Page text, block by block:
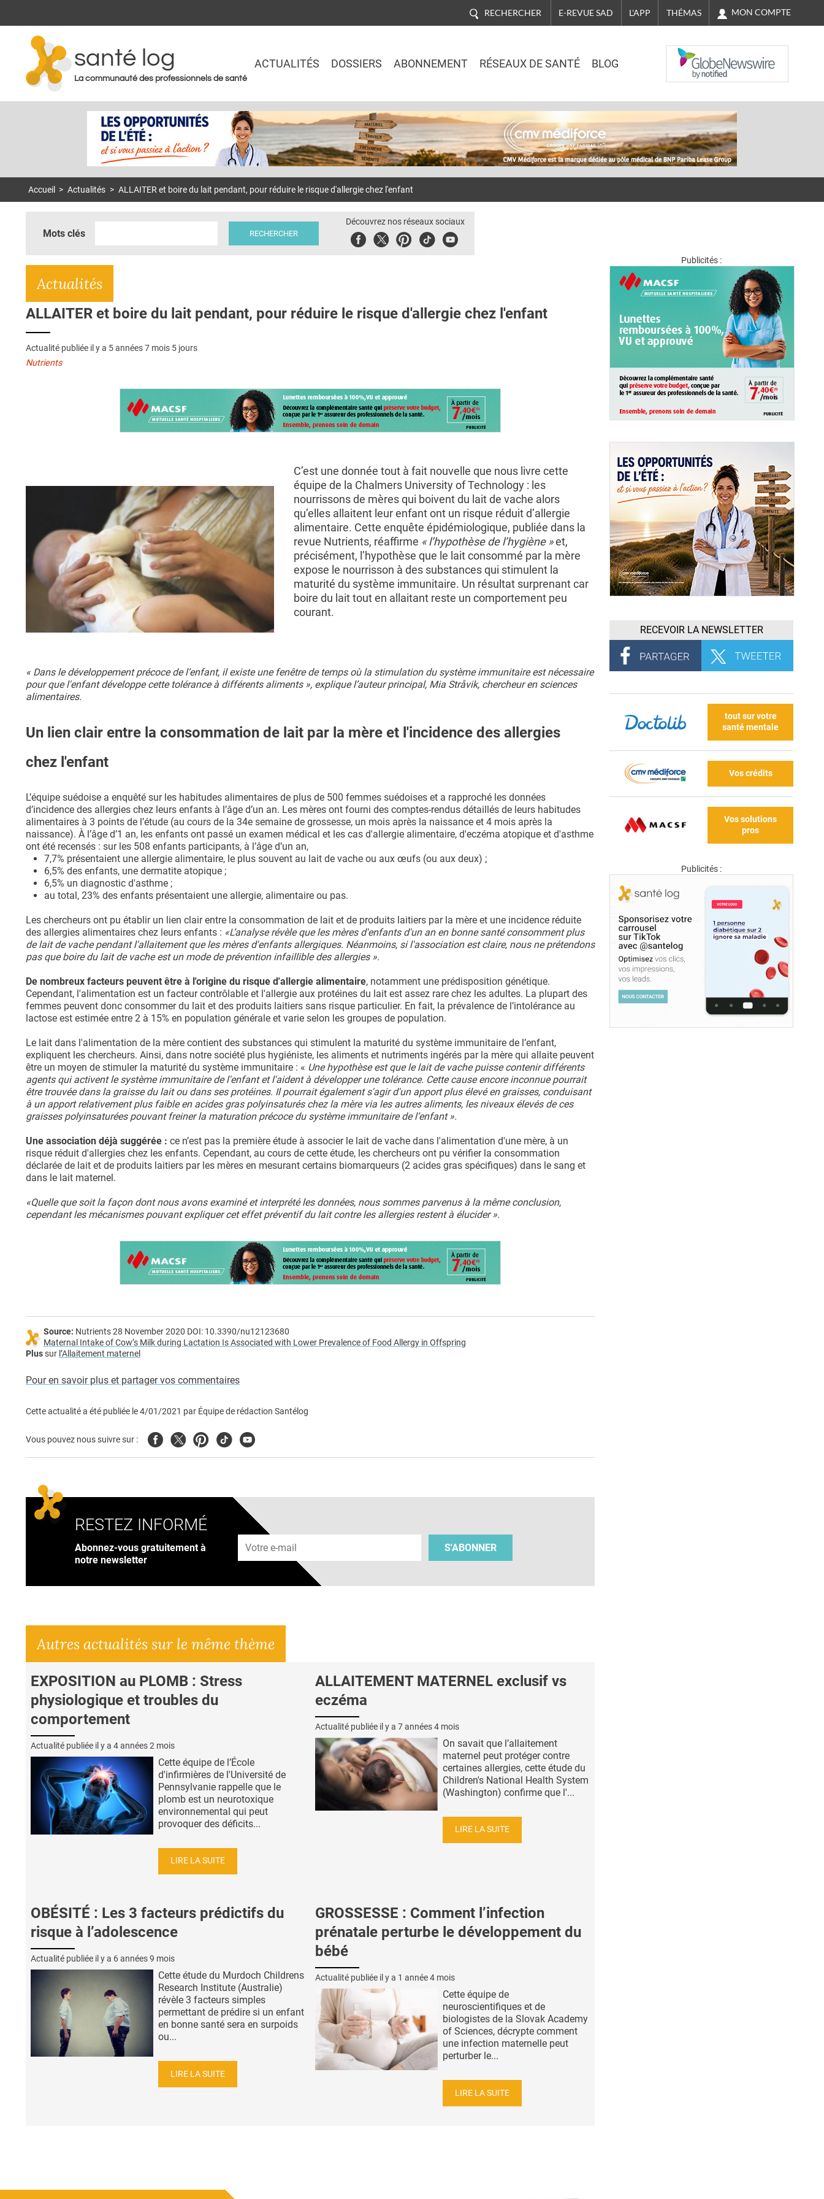
RECHERCHER E-REVUE SAD L'APP THÉMAS MON COMPTE
santé log
La communauté des professionnels de santé
ACTUALITÉS DOSSIERS ABONNEMENT RÉSEAUX DE SANTÉ BLOG
NASDAQ
Accueil > Actualités > ALLAITER et boire du lait pendant, pour réduire le risque d'allergie chez l'enfant
Mots clés
Découvrez nos réseaux sociaux
FacebookTwitterPinterest
TiktokYoubute
Actualités
ALLAITER et boire du lait pendant, pour réduire le risque d'allergie chez l'enfant
Actualité publiée il y a 5 années 7 mois 5 jours
Nutrients
C’est une donnée tout à fait nouvelle que nous livre cette
équipe de la Chalmers University of Technology : les
nourrissons de mères qui boivent du lait de vache alors
qu’elles allaitent leur enfant ont un risque réduit d’allergie
alimentaire. Cette enquête épidémiologique, publiée dans la
revue Nutrients, réaffirme « l’hypothèse de l’hygiène »et,
précisément, l’hypothèse que le lait consommé par la mère
expose le nourrisson à des substances qui stimulent la
maturité du système immunitaire. Un résultat surprenant car
boire du lait tout en allaitant reste un comportement peu
courant.
« Dans le développement précoce de l’enfant, il existe une fenêtre de temps où la stimulation du système immunitaire est nécessaire
pour que l'enfant développe cette tolérance à différents aliments », explique l’auteur principal, Mia Stråvik, chercheur en sciences
alimentaires.
Un lien clair entre la consommation de lait par la mère et l'incidence des allergies
chez l'enfant
L’équipe suédoise a enquêté sur les habitudes alimentaires de plus de 500 femmes suédoises et a rapproché les données
d’incidence des allergies chez leurs enfants à l’âge d’un an. Les mères ont fourni des comptes-rendus détaillés de leurs habitudes
alimentaires à 3 points de l’étude (au cours de la 34e semaine de grossesse, un mois après la naissance et 4 mois après la
naissance). À l’âge d’1 an, les enfants ont passé un examen médical et les cas d'allergie alimentaire, d'eczéma atopique et d'asthme
ont été recensés : sur les 508 enfants participants, à l’âge d’un an,
7,7% présentaient une allergie alimentaire, le plus souvent au lait de vache ou aux œufs (ou aux deux) ;
6,5% des enfants, une dermatite atopique ;
6,5% un diagnostic d'asthme ;
au total, 23% des enfants présentaient une allergie, alimentaire ou pas.
Les chercheurs ont pu établir un lien clair entre la consommation de lait et de produits laitiers par la mère et une incidence réduite
des allergies alimentaires chez leurs enfants : «L’analyse révèle que les mères d'enfants d'un an en bonne santé consomment plus
de lait de vache pendant l'allaitement que les mères d'enfants allergiques. Néanmoins, si l'association est claire, nous ne prétendons
pas que boire du lait de vache est un mode de prévention infaillible des allergies ».
De nombreux facteurs peuvent être à l'origine du risque d'allergie alimentaire, notamment une prédisposition génétique.
Cependant, l'alimentation est un facteur contrôlable et l'allergie aux protéines du lait est assez rare chez les adultes. La plupart des
femmes peuvent donc consommer du lait et des produits laitiers sans risque particulier. En fait, la prévalence de l’intolérance au
lactose est estimée entre 2 à 15% en population générale et varie selon les groupes de population.
Le lait dans l'alimentation de la mère contient des substances qui stimulent la maturité du système immunitaire de l’enfant,
expliquent les chercheurs. Ainsi, dans notre société plus hygiéniste, les aliments et nutriments ingérés par la mère qui allaite peuvent
être un moyen de stimuler la maturité du système immunitaire : « Une hypothèse est que le lait de vache puisse contenir différents
agents qui activent le système immunitaire de l'enfant et l'aident à développer une tolérance. Cette cause encore inconnue pourrait
être trouvée dans la graisse du lait ou dans ses protéines. Il pourrait également s'agir d'un apport plus élevé en graisses, conduisant
à un apport relativement plus faible en acides gras polyinsaturés chez la mère via les autres aliments, les niveaux élevés de ces
graisses polyinsaturées pouvant freiner la maturation précoce du système immunitaire de l’enfant ».
Une association déjà suggérée : ce n’est pas la première étude à associer le lait de vache dans l'alimentation d'une mère, à un
risque réduit d'allergies chez les enfants. Cependant, au cours de cette étude, les chercheurs ont pu vérifier la consommation
déclarée de lait et de produits laitiers par les mères en mesurant certains biomarqueurs (2 acides gras spécifiques) dans le sang et
dans le lait maternel.
«Quelle que soit la façon dont nous avons examiné et interprété les données, nous sommes parvenus à la même conclusion,
cependant les mécanismes pouvant expliquer cet effet préventif du lait contre les allergies restent à élucider ».
Source: Nutrients 28 November 2020 DOI: 10.3390/nu12123680
Maternal Intake of Cow’s Milk during Lactation Is Associated with Lower Prevalence of Food Allergy in Offspring
Plussur l’Allaitement maternel
Pour en savoir plus et partager vos commentaires
Cette actualité a été publiée le4/01/2021 par Équipe de rédaction Santélog
Vous pouvez nous suivre sur : FacebookTwitterPinterest
TiktokYoutube
RESTEZ INFORMÉ
Abonnez-vous gratuitement à
notre newsletter
Adresse e-mail
S'ABONNER
Autres actualités sur le même thème
EXPOSITION au PLOMB : Stress
physiologique et troubles du
comportement
Actualité publiée il y a 4 années 2 mois
Cette équipe de l’École
d'infirmières de l'Université de
Pennsylvanie rappelle que le
plomb est un neurotoxique
environnemental qui peut
provoquer des déficits...
LIRE LA SUITE
ALLAITEMENT MATERNEL exclusif vs
eczéma
Actualité publiée il y a 7 années 4 mois
On savait que l’allaitement
maternel peut protéger contre
certaines allergies, cette étude du
Children's National Health System
(Washington) confirme que l'...
LIRE LA SUITE
OBÉSITÉ : Les 3 facteurs prédictifs du
risque à l’adolescence
Actualité publiée il y a 6 années 9 mois
Cette étude du Murdoch Childrens
Research Institute (Australie)
révèle 3 facteurs simples
permettant de prédire si un enfant
en bonne santé sera en surpoids
ou...
LIRE LA SUITE
GROSSESSE : Comment l’infection
prénatale perturbe le développement du
bébé
Actualité publiée il y a 1 année 4 mois
Cette équipe de
neuroscientifiques et de
biologistes de la Slovak Academy
of Sciences, décrypte comment
une infection maternelle peut
perturber le...
LIRE LA SUITE
Publicités :
RECEVOIR LA NEWSLETTER
tout sur votre
santé mentale
Vos crédits
Vos solutions
pros
Publicités :